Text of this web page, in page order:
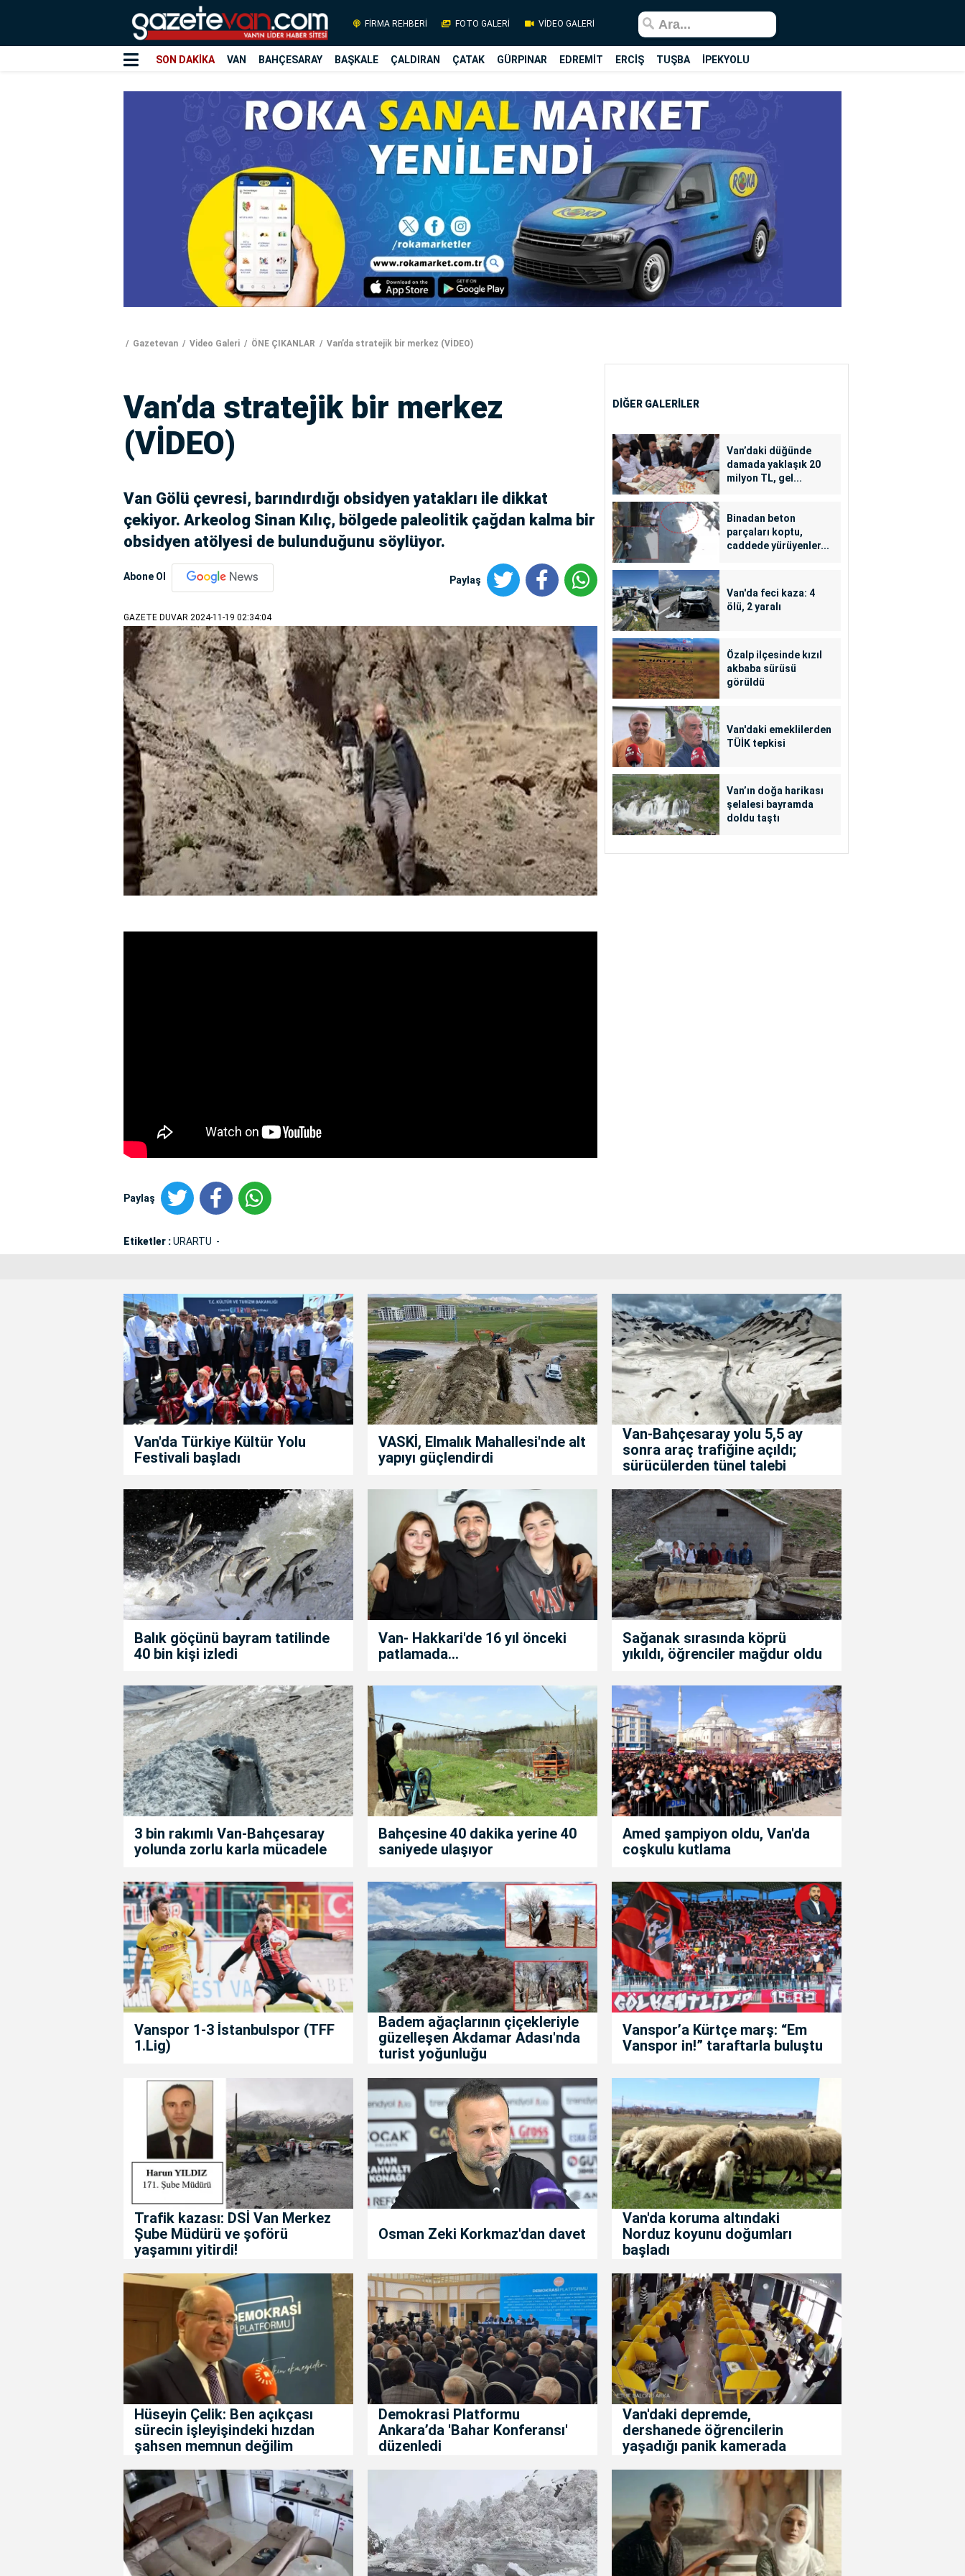
FİRMA REHBERİ FOTO GALERİ VİDEO GALERİ
SON DAKİKA VAN BAHÇESARAY BAŞKALE ÇALDIRAN ÇATAK GÜRPINAR EDREMİT ERCİŞ TUŞBA İPEKYOLU
Gazetevan Video Galeri ÖNE ÇIKANLAR Van’da stratejik bir merkez (VİDEO)
Van’da stratejik bir merkez
(VİDEO)
Van Gölü çevresi, barındırdığı obsidyen yatakları ile dikkat
çekiyor. Arkeolog Sinan Kılıç, bölgede paleolitik çağdan kalma bir
obsidyen atölyesi de bulunduğunu söylüyor.
Abone Ol Paylaş
GAZETE DUVAR 2024-11-19 02:34:04
Paylaş
Etiketler :URARTU
DİĞER GALERİLER
Van’daki düğünde
damada yaklaşık 20
milyon TL, gel...
Binadan beton
parçaları koptu,
caddede yürüyenler...
Van'da feci kaza: 4
ölü, 2 yaralı
Özalp ilçesinde kızıl
akbaba sürüsü
görüldü
Van'daki emeklilerden
TÜİK tepkisi
Van’ın doğa harikası
şelalesi bayramda
doldu taştı
Van'da Türkiye Kültür Yolu
Festivali başladı
VASKİ, Elmalık Mahallesi'nde alt
yapıyı güçlendirdi
Van-Bahçesaray yolu 5,5 ay
sonra araç trafiğine açıldı;
sürücülerden tünel talebi
Balık göçünü bayram tatilinde
40 bin kişi izledi
Van- Hakkari'de 16 yıl önceki
patlamada...
Sağanak sırasında köprü
yıkıldı, öğrenciler mağdur oldu
3 bin rakımlı Van-Bahçesaray
yolunda zorlu karla mücadele
Bahçesine 40 dakika yerine 40
saniyede ulaşıyor
Amed şampiyon oldu, Van'da
coşkulu kutlama
Vanspor 1-3 İstanbulspor (TFF
1.Lig)
Badem ağaçlarının çiçekleriyle
güzelleşen Akdamar Adası'nda
turist yoğunluğu
Vanspor’a Kürtçe marş: “Em
Vanspor in!” taraftarla buluştu
Trafik kazası: DSİ Van Merkez
Şube Müdürü ve şoförü
yaşamını yitirdi!
Osman Zeki Korkmaz'dan davet
Van'da koruma altındaki
Norduz koyunu doğumları
başladı
Hüseyin Çelik: Ben açıkçası
sürecin işleyişindeki hızdan
şahsen memnun değilim
Demokrasi Platformu
Ankara’da 'Bahar Konferansı'
düzenledi
Van'daki depremde,
dershanede öğrencilerin
yaşadığı panik kamerada